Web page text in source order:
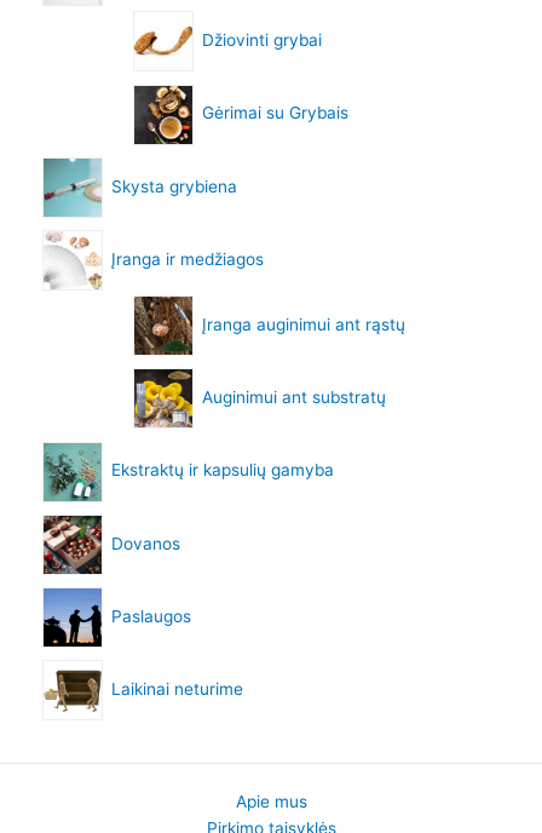
Džiovinti grybai
Gėrimai su Grybais
Skysta grybiena
Įranga ir medžiagos
Įranga auginimui ant rąstų
Auginimui ant substratų
Ekstraktų ir kapsulių gamyba
Dovanos
Paslaugos
Laikinai neturime
Apie mus
Pirkimo taisyklės